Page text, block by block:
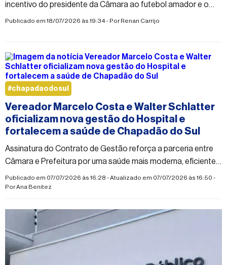
incentivo do presidente da Câmara ao futebol amador e o
fortalecimento das equipes do município.
Publicado em 18/07/2026 às 19:34 - Por Renan Carrijo
Vereador Marcelo Costa e Walter Schlatter
oficializam nova gestão do Hospital e
fortalecem a saúde de Chapadão do Sul
Assinatura do Contrato de Gestão reforça a parceria entre
Câmara e Prefeitura por uma saúde mais moderna, eficiente e
humanizada.
Publicado em 07/07/2026 às 16:28 - Atualizado em 07/07/2026 às 16:50 -
PorAna Benitez
#chapadaodosul